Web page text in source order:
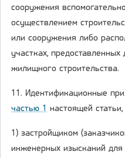
сооружения
осуществлением
или сооружения либо
участках,
жилищного строительства.
11. Идентификационные
частью 1 настоящей
1) застройщиком
инженерных изысканий для